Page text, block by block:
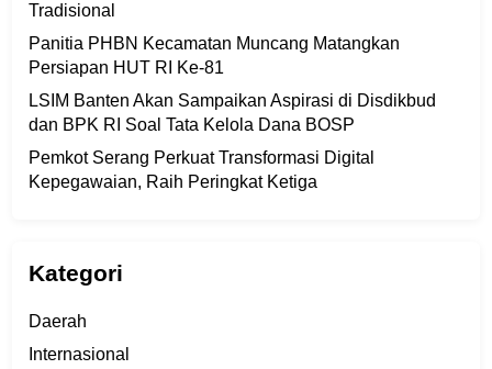
Tradisional
Panitia PHBN Kecamatan Muncang Matangkan
Persiapan HUT RI Ke-81
LSIM Banten Akan Sampaikan Aspirasi di Disdikbud
dan BPK RI Soal Tata Kelola Dana BOSP
Pemkot Serang Perkuat Transformasi Digital
Kepegawaian, Raih Peringkat Ketiga
Kategori
Daerah
Internasional